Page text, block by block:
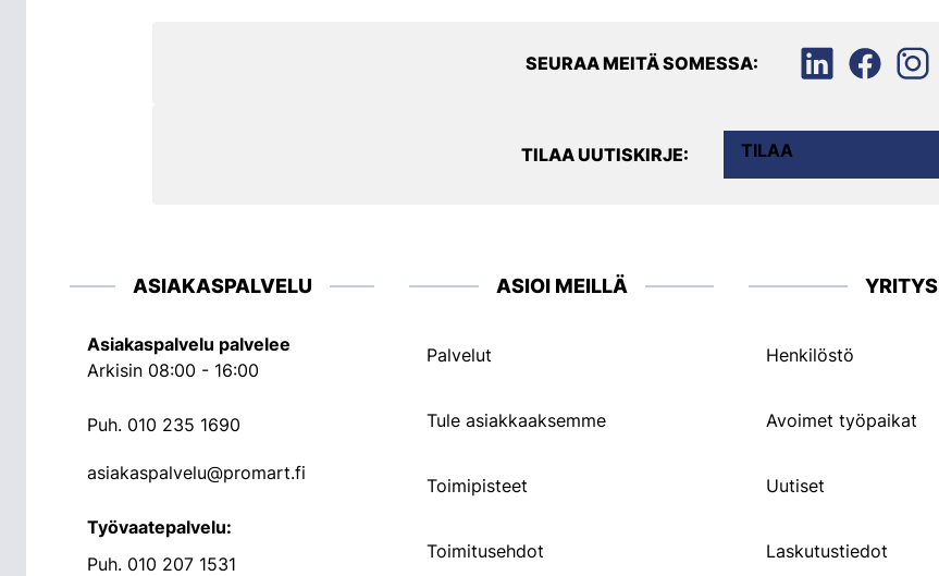
SEURAA MEITÄ SOMESSA:
TILAA UUTISKIRJE: TILAA
ASIAKASPALVELU
Asiakaspalvelu palvelee
Arkisin 08:00 - 16:00
Puh. 010 235 1690
asiakaspalvelu@promart.fi
Työvaatepalvelu:
Puh. 010 207 1531
ASIOI MEILLÄ
Palvelut
Tule asiakkaaksemme
Toimipisteet
Toimitusehdot
YRITYS
Henkilöstö
Avoimet työpaikat
Uutiset
Laskutustiedot